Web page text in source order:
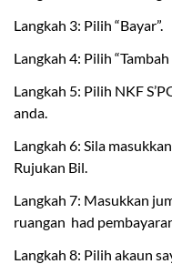
Langkah 3: Pilih “Bayar”.
Langkah 4: Pilih
Langkah 5: Pilih NKF
anda.
Langkah 6: Sila
Rujukan Bil.
Langkah 7: Masukkan
ruangan had
Langkah 8: Pilih akaun